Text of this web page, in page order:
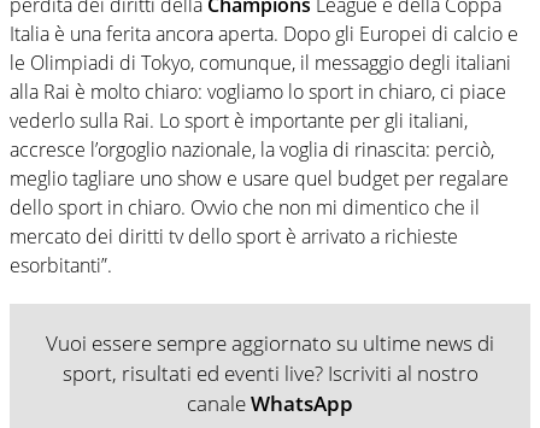
Italia è una ferita ancora aperta. Dopo gli Europei di calcio e
le Olimpiadi di Tokyo, comunque, il messaggio degli italiani
alla Rai è molto chiaro: vogliamo lo sport in chiaro, ci piace
vederlo sulla Rai. Lo sport è importante per gli italiani,
accresce l’orgoglio nazionale, la voglia di rinascita: perciò,
meglio tagliare uno show e usare quel budget per regalare
dello sport in chiaro. Ovvio che non mi dimentico che il
mercato dei diritti tv dello sport è arrivato a richieste
esorbitanti”.
Vuoi essere sempre aggiornato su ultime news di
sport, risultati ed eventi live? Iscriviti al nostro
canaleWhatsApp